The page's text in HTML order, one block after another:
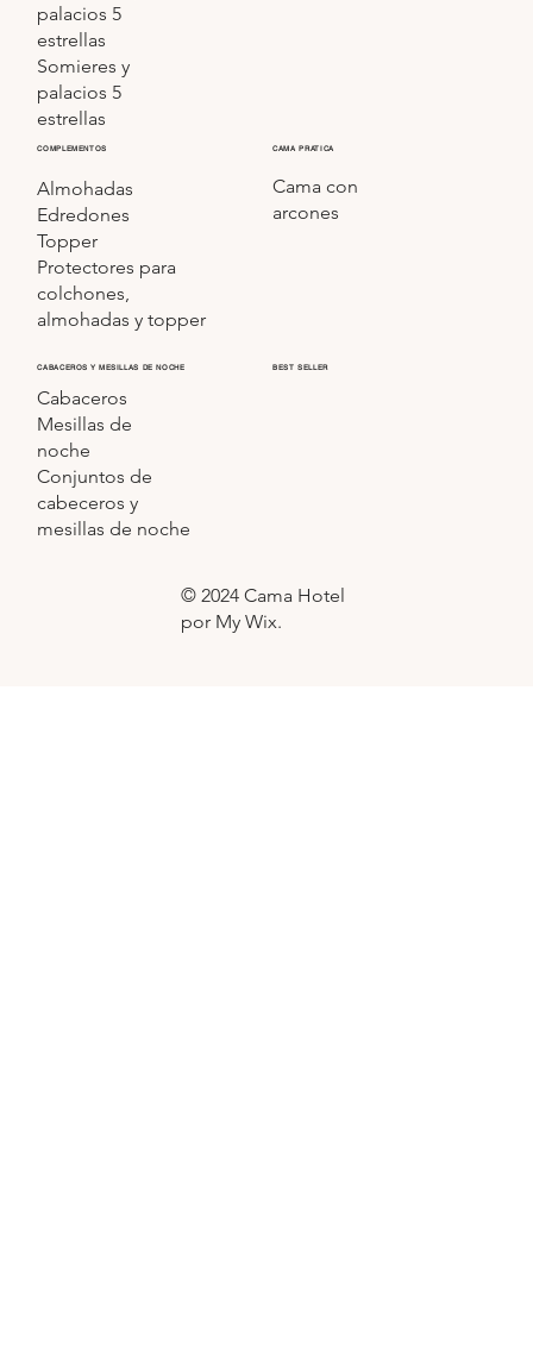
palacios 5
estrellas
Somieres y
palacios 5
estrellas
COMPLEMENTOS
Almohadas
Edredones
Topper
Protectores para
colchones,
almohadas y topper
CABACEROS Y MESILLAS DE NOCHE
Cabaceros
Mesillas de
noche
Conjuntos de
cabeceros y
mesillas de noche
CAMA PRATICA
Cama con
arcones
BEST SELLER
© 2024 Cama Hotel
por My Wix.